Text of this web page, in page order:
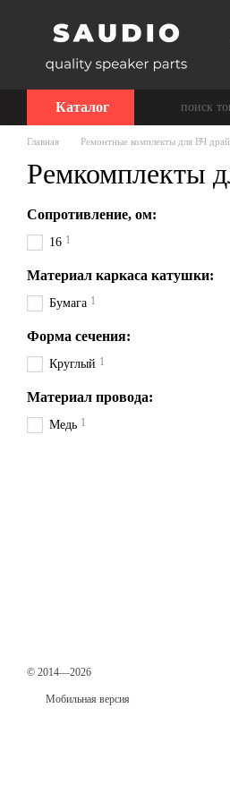
Каталог
Главная Ремонтные комплекты для ВЧ
Ремкомплекты
Сопротивление, ом:
16 1
Материал каркаса катушки:
Бумага 1
Форма сечения:
Круглый 1
Материал провода:
Медь 1
© 2014—2026
Мобильная версия